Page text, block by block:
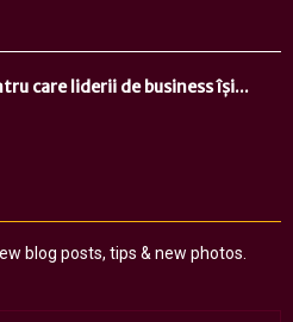
care liderii de business își...
blog posts, tips & new photos.